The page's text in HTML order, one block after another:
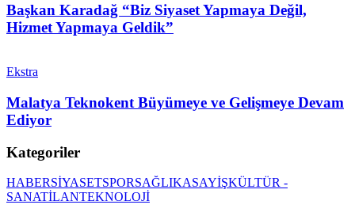
Başkan Karadağ “Biz Siyaset Yapmaya Değil,
Hizmet Yapmaya Geldik”
Ekstra
Malatya Teknokent Büyümeye ve Gelişmeye Devam
Ediyor
Kategoriler
HABERSİYASETSPORSAĞLIKASAYİŞKÜLTÜR -
SANATİLANTEKNOLOJİ